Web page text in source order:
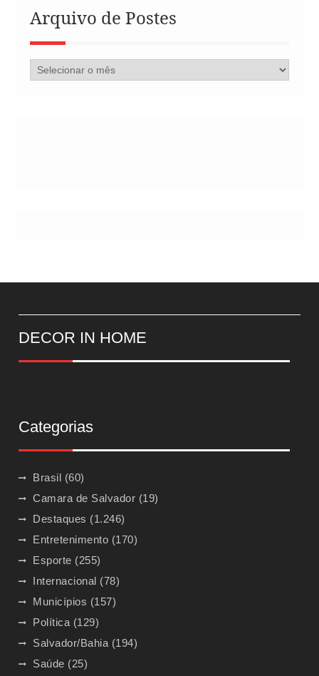
Arquivo de Postes
Arquivo
de
DECOR IN HOME
Categorias
Brasil (60)
Camara de Salvador (19)
Destaques (1.246)
Entretenimento (170)
Esporte (255)
Internacional (78)
Municípios (157)
Política (129)
Salvador/Bahia (194)
Saúde (25)